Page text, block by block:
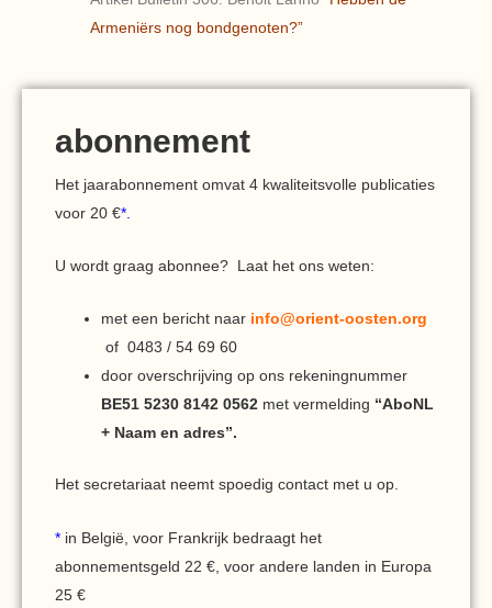
Armeniërs nog bondgenoten?”
abonnement
Het jaarabonnement omvat 4 kwaliteitsvolle publicaties
voor 20 €*.
U wordt graag abonnee? Laat het ons weten:
met een bericht naar info@orient-oosten.org
of 0483 / 54 69 60
door overschrijving op ons rekeningnummer
BE51 5230 8142 0562 met vermelding “AboNL
+ Naam en adres”.
Het secretariaat neemt spoedig contact met u op.
* in België, voor Frankrijk bedraagt het
abonnementsgeld 22 €, voor andere landen in Europa
25 €